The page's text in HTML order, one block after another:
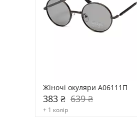
Жіночі окуляри А06111П
383 ₴ 639 ₴
+ 1 колір